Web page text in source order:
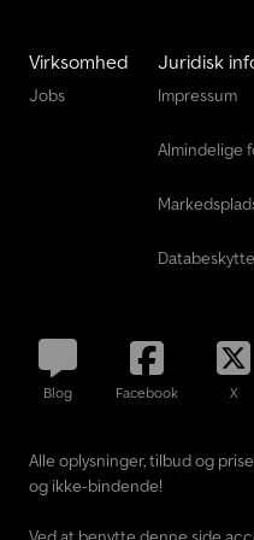
Virksomhed
Jobs
Juridisk
Impressum
Almindelige
Blog Facebook X
Alle oplysninger, tilbud og
og ikke-bindende!